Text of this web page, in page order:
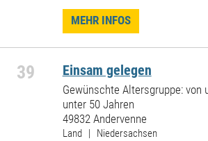
MEHR INFOS
39 Einsam gelegen
Gewünschte Altersgruppe: von
unter 50 Jahren
49832 Andervenne
Land | Niedersachsen